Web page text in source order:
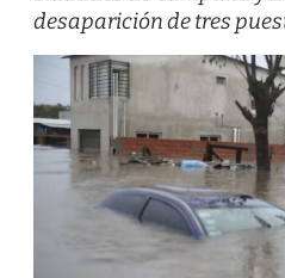
desaparición de tres